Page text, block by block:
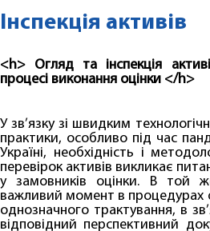
Інспекція активів
<h> Огляд та інспекція
процесі виконання оцінки </h>
У зв’язку зі швидким
практики, особливо під час
Україні, необхідність і
перевірок активів викликає
у замовників оцінки. В той
важливий момент в процедурах
однозначного трактування, в
відповідний перспективний